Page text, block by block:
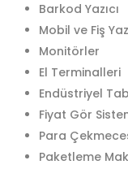
Barkod Yazıcı
Mobil ve Fiş
Monitörler
El Terminalleri
Endüstriyel
Fiyat Gör
Para
Paketleme